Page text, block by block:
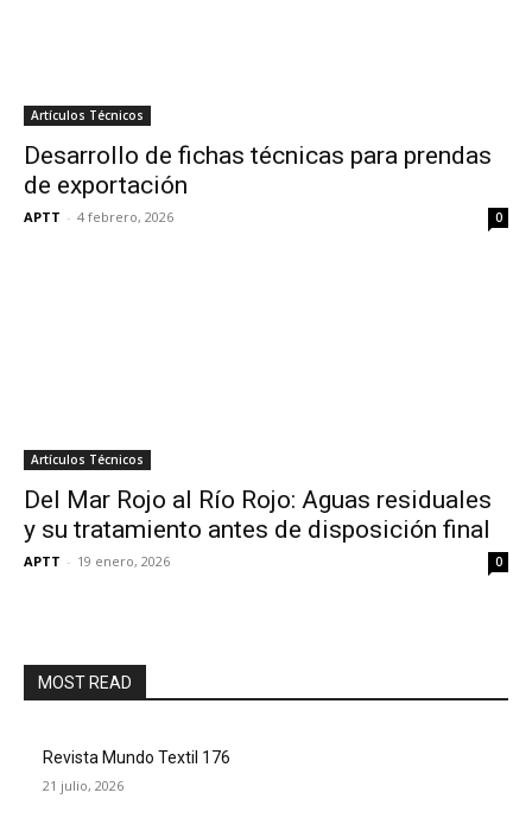
Artículos Técnicos
Desarrollo de fichas técnicas para prendas
de exportación
APTT - 4 febrero, 2026 0
Artículos Técnicos
Del Mar Rojo al Río Rojo: Aguas residuales
y su tratamiento antes de disposición final
APTT - 19 enero, 2026 0
MOST READ
Revista Mundo Textil 176
21 julio, 2026